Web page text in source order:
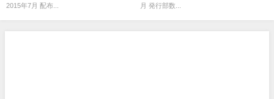
2015年7月 配布...
月 発行部数...